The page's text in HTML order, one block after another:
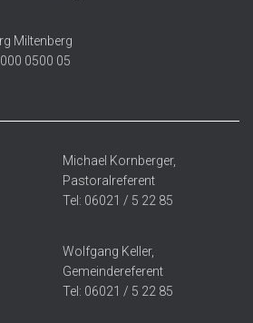
Miltenberg
0500 05
Michael Kornberger,
Pastoralreferent
Tel: 06021 / 5 22 85
Wolfgang Keller,
Gemeindereferent
Tel: 06021 / 5 22 85